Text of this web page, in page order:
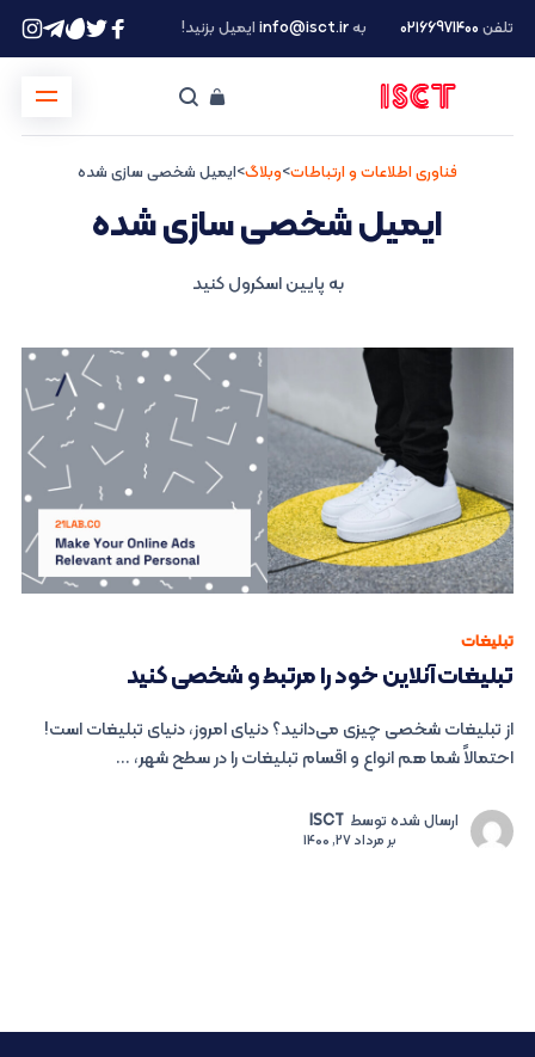
تلفن ۰۲۱66971400 بهinfo@isct.irایمیل بزنید!
فناوری اطلاعات و ارتباطات>وبلاگ>ایمیل شخصی سازی شده
ایمیل شخصی سازی شده
به پایین اسکرول کنید
تبلیغات
تبلیغات آنلاین خود را مرتبط و شخصی کنید
از تبلیغات شخصی چیزی می‌دانید؟ دنیای امروز، دنیای تبلیغات است!
احتمالاً شما هم انواع‌ و اقسام تبلیغات را در سطح شهر، ...
ارسال شده توسط ISCT
برمرداد 27, 1400